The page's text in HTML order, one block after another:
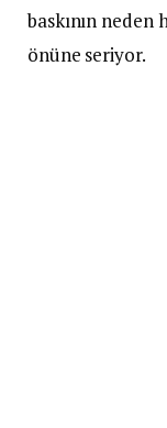
baskının
önüne seriyor.